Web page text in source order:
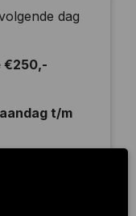
dag
€250,-
t/m